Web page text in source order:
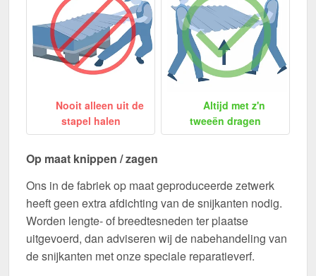
Nooit alleen uit de
stapel halen
Altijd met z'n
tweeën dragen
Op maat knippen / zagen
Ons in de fabriek op maat geproduceerde zetwerk
heeft geen extra afdichting van de snijkanten nodig.
Worden lengte- of breedtesneden ter plaatse
uitgevoerd, dan adviseren wij de nabehandeling van
de snijkanten met onze speciale reparatieverf.